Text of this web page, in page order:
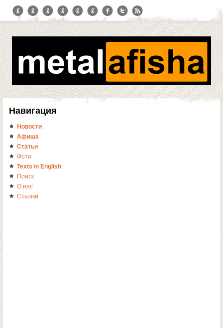
Навигация
Новости
Афиша
Статьи
Фото
Texts in English
Поиск
О нас
Ссылки